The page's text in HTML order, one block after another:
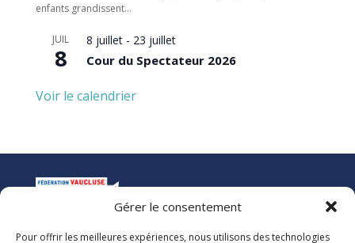
Gérer le consentement
Pour offrir les meilleures expériences, nous utilisons des technologies
enfants grandissent...
JUIL
8
8 juillet- 23 juillet
Cour du Spectateur 2026
Voir le calendrier